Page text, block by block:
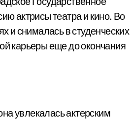
актрисы театра и кино. Во
и снималась в студенческих
карьеры еще до окончания
увлекалась актерским